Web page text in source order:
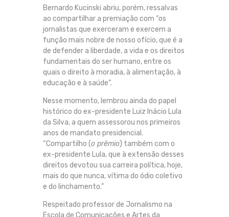
Bernardo Kucinski abriu, porém, ressalvas
ao compartilhar a premiação com “os
jornalistas que exerceram e exercem a
função mais nobre de nosso ofício, que é a
de defender a liberdade, a vida e os direitos
fundamentais do ser humano, entre os
quais o direito à moradia, à alimentação, à
educação e à saúde”.
Nesse momento, lembrou ainda do papel
histórico do ex-presidente Luiz Inácio Lula
da Silva, a quem assessorou nos primeiros
anos de mandato presidencial.
“Compartilho (o prêmio) também com o
ex-presidente Lula, que à extensão desses
direitos devotou sua carreira política, hoje,
mais do que nunca, vítima do ódio coletivo
e do linchamento.”
Respeitado professor de Jornalismo na
Escola de Comunicações e Artes da